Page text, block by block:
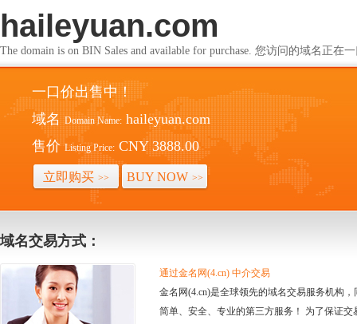
haileyuan.com
The domain is on BIN Sales and available for purchase. 您访问的域名正在
一口价出售中！
域名 Domain Name: haileyuan.com
售价 Listing Price: CNY 3888.00
立即购买 >> BUY NOW >>
域名交易方式：
通过金名网(4.cn) 中介交易
金名网(4.cn)是全球领先的域名交易服务机构
简单、安全、专业的第三方服务！ 为了保证